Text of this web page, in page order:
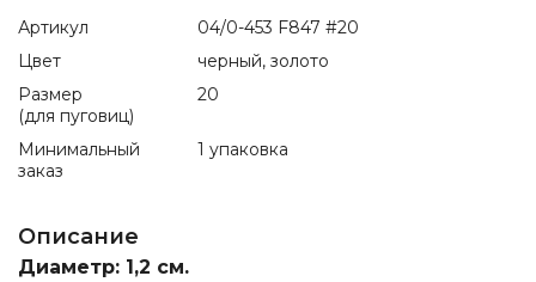
Артикул
04/0-453 F847 #20
Цвет
черный, золото
Размер
(для пуговиц)
20
Минимальный
заказ
1 упаковка
Описание
Диаметр: 1,2 см.